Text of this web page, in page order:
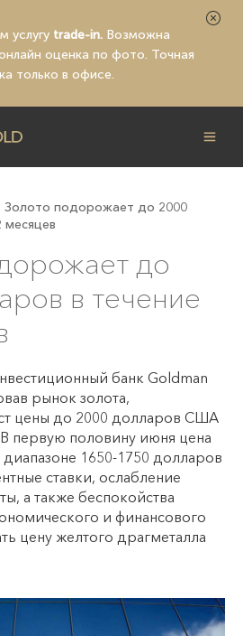
услугу trade-in. Возможна
оценка по фото. Точная
только в офисе.
Золото подорожает до 2000
месяцев
до
в течение
банк Goldman
рынок золота,
цены до 2000 долларов США
первую половину июня цена
диапазоне 1650-1750 долларов
ставки, ослабление
а также беспокойства
и финансового
цену желтого драгметалла